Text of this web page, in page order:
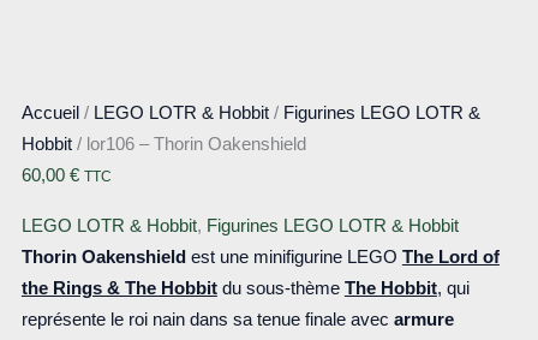
Accueil / LEGO LOTR & Hobbit/ Figurines LEGO LOTR &
Hobbit/ lor106 – Thorin Oakenshield
60,00 € TTC
LEGO LOTR & Hobbit, Figurines LEGO LOTR & Hobbit
Thorin Oakenshieldest une minifigurine LEGO The Lord of
the Rings & The Hobbitdu sous-thème The Hobbit, qui
représente le roi nain dans sa tenue finale avec armure